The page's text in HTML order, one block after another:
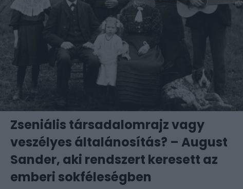
Zseniális társadalomrajz vagy
veszélyes általánosítás? – August
Sander, aki rendszert keresett az
emberi sokféleségben